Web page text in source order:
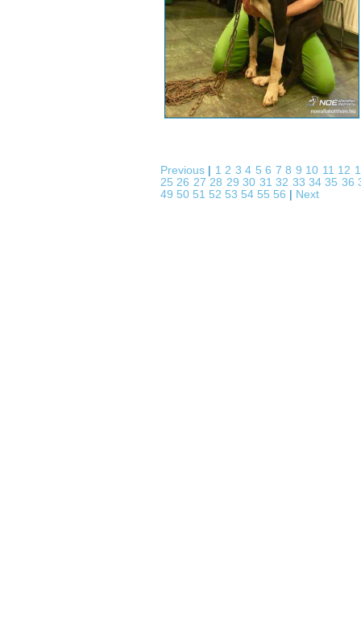
Previous 12 34 56 78 9 10 11 12
2526 2728 2930 3132 33 3435 36
49 50 51 52 53 54 55 56 Next